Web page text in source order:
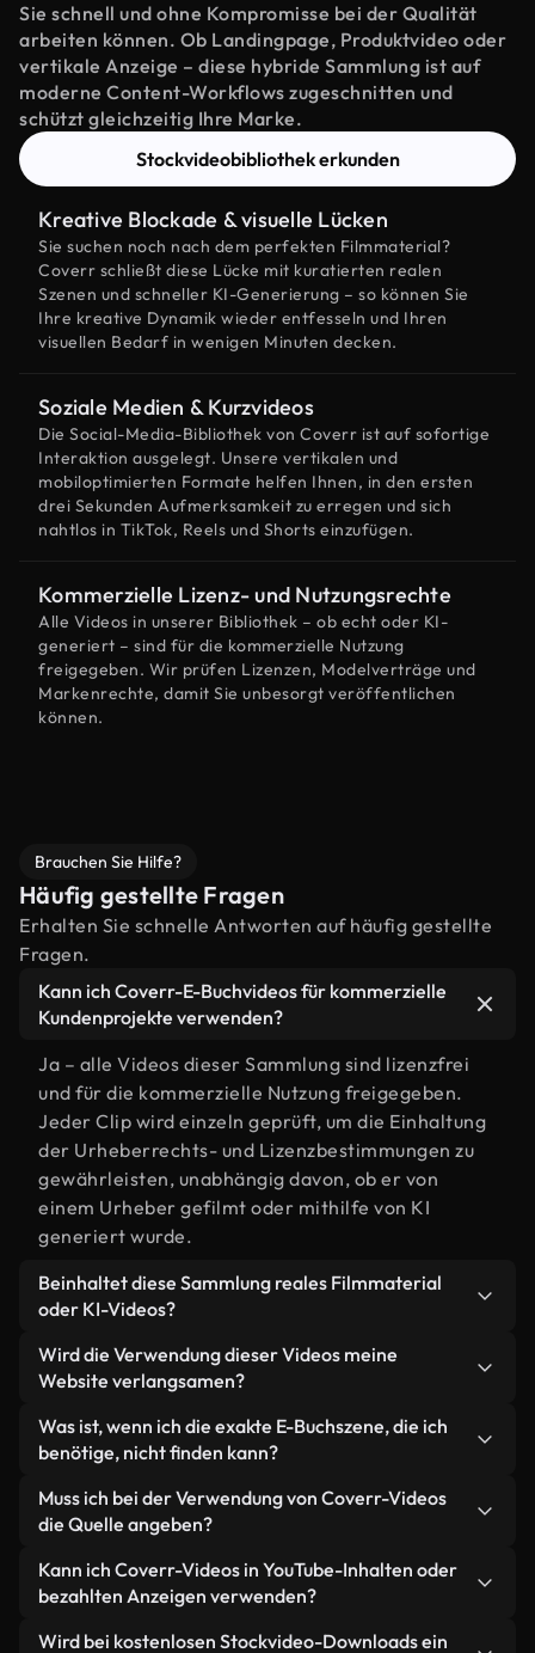
Sie schnell und ohne Kompromisse bei der Qualität
arbeiten können. Ob Landingpage, Produktvideo oder
vertikale Anzeige – diese hybride Sammlung ist auf
moderne Content-Workflows zugeschnitten und
schützt gleichzeitig Ihre Marke.
Stockvideobibliothek erkunden
Kreative Blockade & visuelle Lücken
Sie suchen noch nach dem perfekten Filmmaterial?
Coverr schließt diese Lücke mit kuratierten realen
Szenen und schneller KI-Generierung – so können Sie
Ihre kreative Dynamik wieder entfesseln und Ihren
visuellen Bedarf in wenigen Minuten decken.
Soziale Medien & Kurzvideos
Die Social-Media-Bibliothek von Coverr ist auf sofortige
Interaktion ausgelegt. Unsere vertikalen und
mobiloptimierten Formate helfen Ihnen, in den ersten
drei Sekunden Aufmerksamkeit zu erregen und sich
nahtlos in TikTok, Reels und Shorts einzufügen.
Kommerzielle Lizenz- und Nutzungsrechte
Alle Videos in unserer Bibliothek – ob echt oder KI-
generiert – sind für die kommerzielle Nutzung
freigegeben. Wir prüfen Lizenzen, Modelverträge und
Markenrechte, damit Sie unbesorgt veröffentlichen
können.
Brauchen Sie Hilfe?
Häufig gestellte Fragen
Erhalten Sie schnelle Antworten auf häufig gestellte
Fragen.
Kann ich Coverr-E-Buchvideos für kommerzielle
Kundenprojekte verwenden?
Ja – alle Videos dieser Sammlung sind lizenzfrei
und für die kommerzielle Nutzung freigegeben.
Jeder Clip wird einzeln geprüft, um die Einhaltung
der Urheberrechts- und Lizenzbestimmungen zu
gewährleisten, unabhängig davon, ob er von
einem Urheber gefilmt oder mithilfe von KI
generiert wurde.
Beinhaltet diese Sammlung reales Filmmaterial
oder KI-Videos?
Beides. Es handelt sich um eine Hybridbibliothek
aus realen, von Menschen aufgenommenen
generierten Videos. Jedes Video ist eindeutig
beschriftet, sodass Sie immer wissen, was Sie
verwenden.
Wird die Verwendung dieser Videos meine
Website verlangsamen?
Nicht, wenn Sie unsere optimierten Versionen
wählen. Wir bieten schlanke, webfähige Formate,
wurden – so bleibt die Qualität hoch, während
gleichzeitig die Ladezeiten minimiert und
Kennzahlen wie LCP verbessert werden.
Was ist, wenn ich die exakte E-Buchszene, die ich
benötige, nicht finden kann?
Mit Coverr AI Studio erstellen Sie im
Handumdrehen ein solches Video. Beschreiben Sie
Sonnenuntergang" – und das Studio generiert
innerhalb von Sekunden ein individuelles Video für
Sie, das unseren Lizenzbestimmungen entspricht.
Muss ich bei der Verwendung von Coverr-Videos
die Quelle angeben?
Eine Namensnennung ist nicht erforderlich. Alle
Videos in unserer Stockbibliothek sind lizenzfrei
verwendet werden – wir freuen uns aber immer
Kann ich Coverr-Videos in YouTube-Inhalten oder
bezahlten Anzeigen verwenden?
Ja. Sämtliches Stockmaterial von Coverr darf in
Wird bei kostenlosen Stockvideo-Downloads ein